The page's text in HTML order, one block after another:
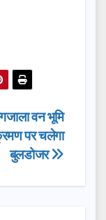
वन भूमि
पर चलेगा
बुलडोजर